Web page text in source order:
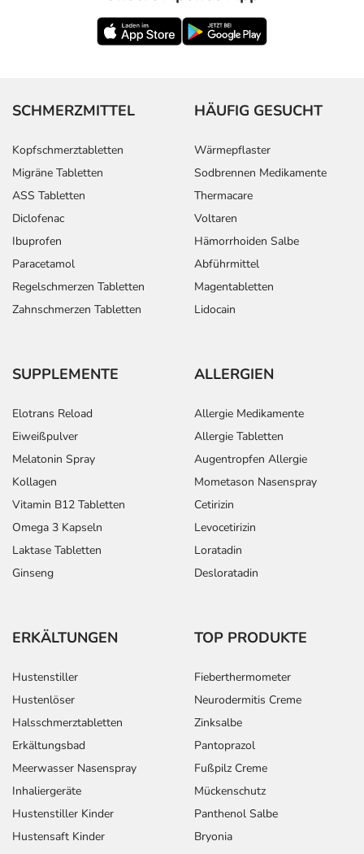
SCHMERZMITTEL
Kopfschmerztabletten
Migräne Tabletten
ASS Tabletten
Diclofenac
Ibuprofen
Paracetamol
Regelschmerzen Tabletten
Zahnschmerzen Tabletten
HÄUFIG GESUCHT
Wärmepflaster
Sodbrennen Medikamente
Thermacare
Voltaren
Hämorrhoiden Salbe
Abführmittel
Magentabletten
Lidocain
SUPPLEMENTE
Elotrans Reload
Eiweißpulver
Melatonin Spray
Kollagen
Vitamin B12 Tabletten
Omega 3 Kapseln
Laktase Tabletten
Ginseng
ALLERGIEN
Allergie Medikamente
Allergie Tabletten
Augentropfen Allergie
Mometason Nasenspray
Cetirizin
Levocetirizin
Loratadin
Desloratadin
ERKÄLTUNGEN
Hustenstiller
Hustenlöser
Halsschmerztabletten
Erkältungsbad
Meerwasser Nasenspray
Inhaliergeräte
Hustenstiller Kinder
Hustensaft Kinder
TOP PRODUKTE
Fieberthermometer
Neurodermitis Creme
Zinksalbe
Pantoprazol
Fußpilz Creme
Mückenschutz
Panthenol Salbe
Bryonia